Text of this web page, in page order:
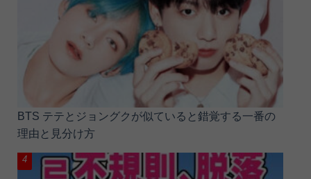
BTS テテとジョングクが似ていると錯覚する一番の
理由と見分け方